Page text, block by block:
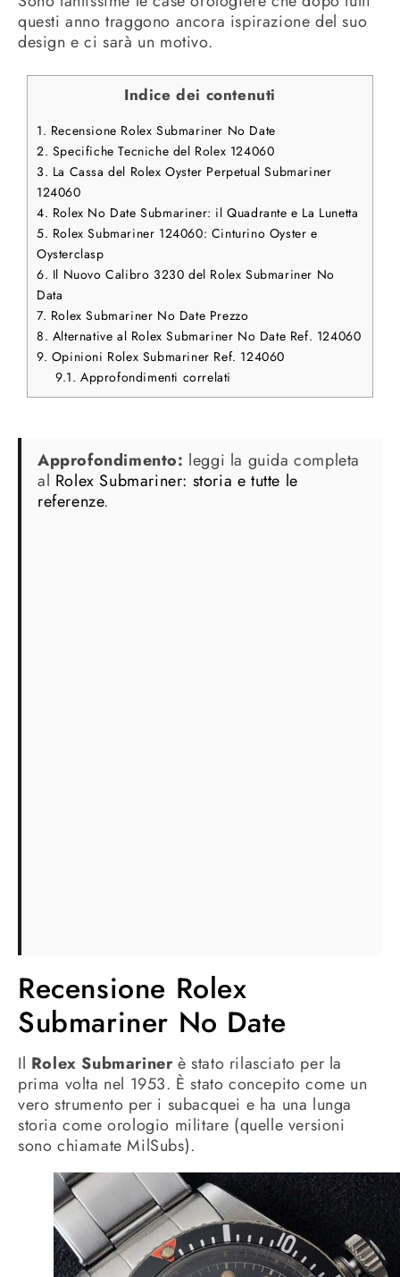
questi anno traggono ancora ispirazione del suo
design e ci sarà un motivo.
Indice dei contenuti
1. Recensione Rolex Submariner No Date
2. Specifiche Tecniche del Rolex 124060
3. La Cassa del Rolex Oyster Perpetual Submariner
124060
4. Rolex No Date Submariner: il Quadrante e La Lunetta
5. Rolex Submariner 124060: Cinturino Oyster e
Oysterclasp
6. Il Nuovo Calibro 3230 del Rolex Submariner No
Data
7. Rolex Submariner No Date Prezzo
8. Alternative al Rolex Submariner No Date Ref. 124060
9. Opinioni Rolex Submariner Ref. 124060
9.1. Approfondimenti correlati
Approfondimento: leggi la guida completa
al Rolex Submariner: storia e tutte le
referenze.
Recensione Rolex
Submariner No Date
Il Rolex Submarinerè stato rilasciato per la
prima volta nel 1953. È stato concepito come un
vero strumento per i subacquei e ha una lunga
storia come orologio militare (quelle versioni
sono chiamate MilSubs).